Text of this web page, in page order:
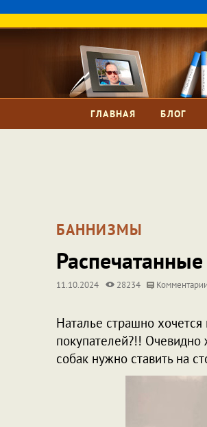
ГЛАВНАЯ БЛОГ
БАННИЗМЫ
11.10.2024 28234
Наталье страшно хочется
покупателей?!! Очевидно
собак нужно ставить на